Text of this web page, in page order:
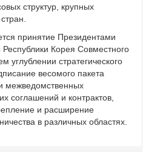
структур, крупных
стран.
принятие Президентами
Республики Корея Совместного
углублении стратегического
весомого пакета
межведомственных
соглашений и контрактов,
и расширение
в различных областях.